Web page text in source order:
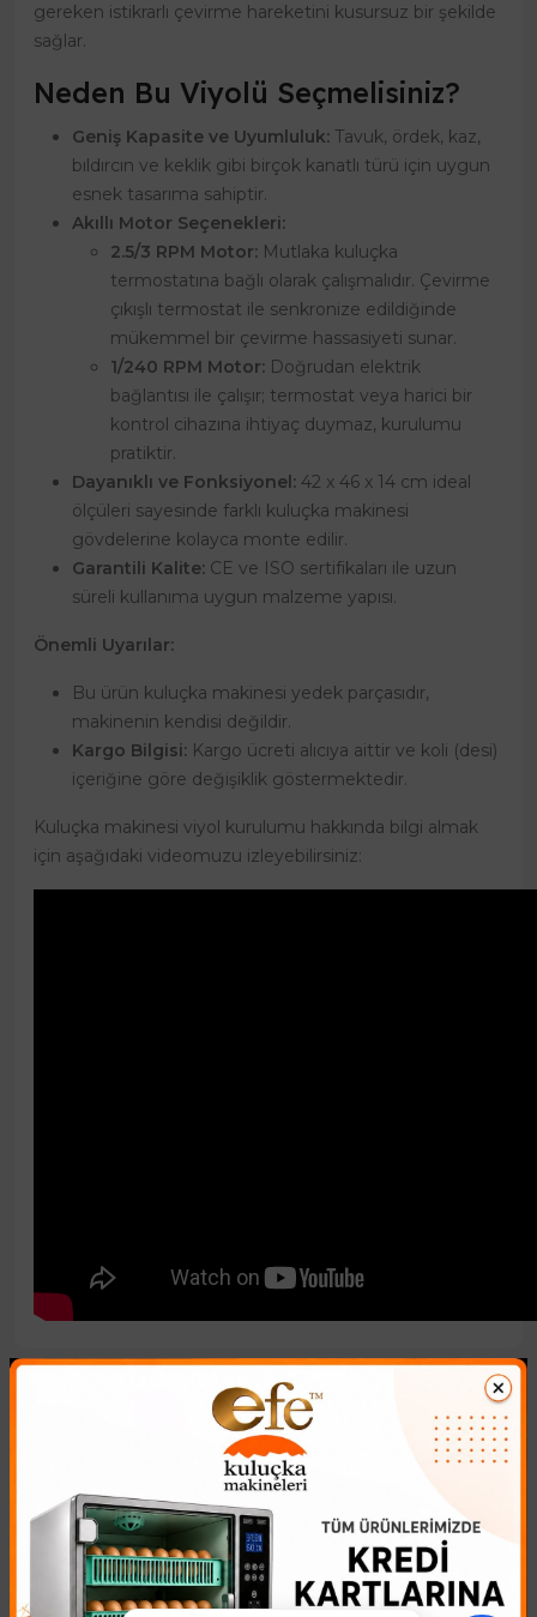
gereken istikrarlı çevirme hareketini kusursuz bir şekilde
sağlar.
Neden Bu Viyolü Seçmelisiniz?
Geniş Kapasite ve Uyumluluk: Tavuk, ördek, kaz,
bıldırcın ve keklik gibi birçok kanatlı türü için uygun
esnek tasarıma sahiptir.
Akıllı Motor Seçenekleri:
2.5/3 RPM Motor: Mutlaka kuluçka
termostatına bağlı olarak çalışmalıdır. Çevirme
çıkışlı termostat ile senkronize edildiğinde
mükemmel bir çevirme hassasiyeti sunar.
1/240 RPM Motor: Doğrudan elektrik
bağlantısı ile çalışır; termostat veya harici bir
kontrol cihazına ihtiyaç duymaz, kurulumu
pratiktir.
Dayanıklı ve Fonksiyonel: 42 x 46 x 14 cm ideal
ölçüleri sayesinde farklı kuluçka makinesi
gövdelerine kolayca monte edilir.
Garantili Kalite: CE ve ISO sertifikaları ile uzun
süreli kullanıma uygun malzeme yapısı.
Önemli Uyarılar:
Bu ürün kuluçka makinesi yedek parçasıdır,
makinenin kendisi değildir.
Kargo Bilgisi: Kargo ücreti alıcıya aittir ve koli (desi)
içeriğine göre değişiklik göstermektedir.
Kuluçka makinesi viyol kurulumu hakkında bilgi almak
için aşağıdaki videomuzu izleyebilirsiniz: